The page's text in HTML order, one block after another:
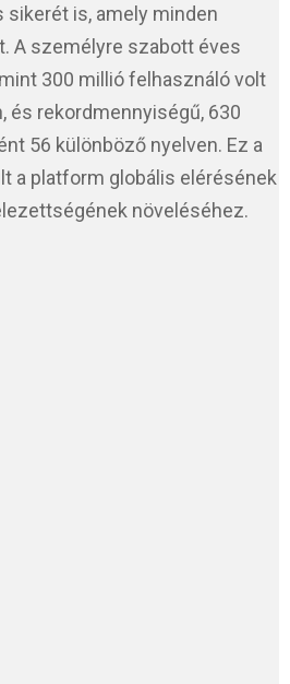
is, amely minden
A személyre szabott éves
300 millió felhasználó volt
és rekordmennyiségű, 630
56 különböző nyelven. Ez a
a platform globális elérésének
növeléséhez.